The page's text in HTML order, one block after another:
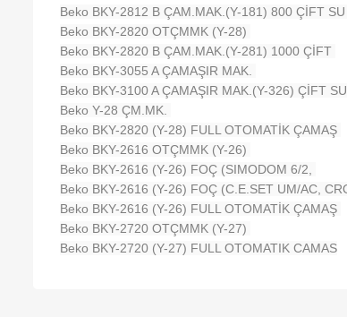
Beko BKY-2812 B ÇAM.MAK.(Y-181) 800 ÇİFT SU
Beko BKY-2820 OTÇMMK (Y-28)
Beko BKY-2820 B ÇAM.MAK.(Y-281) 1000 ÇİFT
Beko BKY-3055 A ÇAMAŞIR MAK.
Beko BKY-3100 A ÇAMAŞIR MAK.(Y-326) ÇİFT SU
Beko Y-28 ÇM.MK.
Beko BKY-2820 (Y-28) FULL OTOMATİK ÇAMAŞ
Beko BKY-2616 OTÇMMK (Y-26)
Beko BKY-2616 (Y-26) FOÇ (SIMODOM 6/2,
Beko BKY-2616 (Y-26) FOÇ (C.E.SET UM/AC,
Beko BKY-2616 (Y-26) FULL OTOMATİK ÇAMAŞ
Beko BKY-2720 OTÇMMK (Y-27)
Beko BKY-2720 (Y-27) FULL OTOMATIK CAMAS